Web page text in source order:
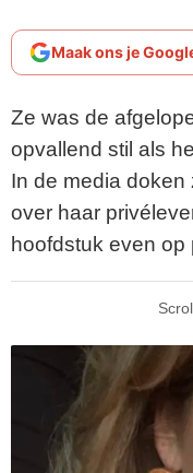
Maak ons je
Ze was de
opvallend stil als
In de media
over haar
hoofdstuk even op